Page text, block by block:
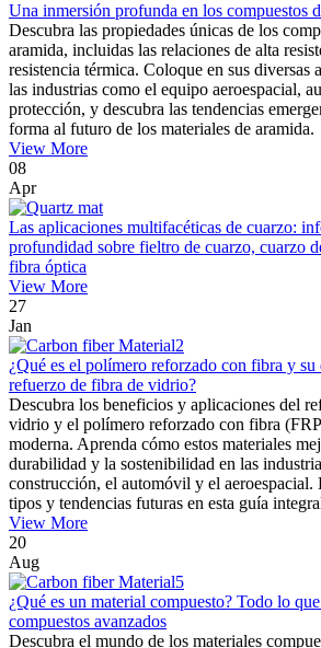
Una inmersión profunda en los compuestos
Descubra las propiedades únicas de los
aramida, incluidas las relaciones de alta
resistencia térmica. Coloque en sus diversas
las industrias como el equipo aeroespacial,
protección, y descubra las tendencias
forma al futuro de los materiales de aramida.
View More
08
Apr
Las aplicaciones multifacéticas de cuarzo:
profundidad sobre fieltro de cuarzo, cuarzo
fibra óptica
View More
27
Jan
¿Qué es el polímero reforzado con fibra y su
refuerzo de fibra de vidrio?
Descubra los beneficios y aplicaciones del
vidrio y el polímero reforzado con fibra
moderna. Aprenda cómo estos materiales
durabilidad y la sostenibilidad en las
construcción, el automóvil y el aeroespacial.
tipos y tendencias futuras en esta guía
View More
20
Aug
¿Qué es un material compuesto? Todo lo
compuestos avanzados
Descubra el mundo de los materiales